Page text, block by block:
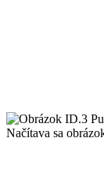
Načítava sa